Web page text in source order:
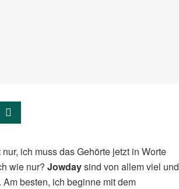
ich muss das Gehörte jetzt in Worte
wie nur? Jowdaysind von allem viel und
besten, ich beginne mit dem